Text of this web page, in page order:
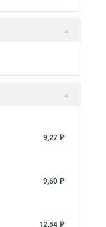
9,27 ₽
9,60 ₽
12,54 ₽